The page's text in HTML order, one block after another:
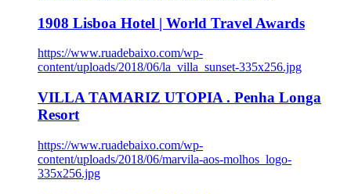
1908 Lisboa Hotel | World Travel Awards
https://www.ruadebaixo.com/wp-
content/uploads/2018/06/la_villa_sunset-335x256.jpg
VILLA TAMARIZ UTOPIA . Penha Longa
Resort
https://www.ruadebaixo.com/wp-
content/uploads/2018/06/marvila-aos-molhos_logo-
335x256.jpg